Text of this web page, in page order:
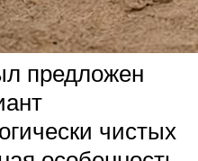
предложен
чистых